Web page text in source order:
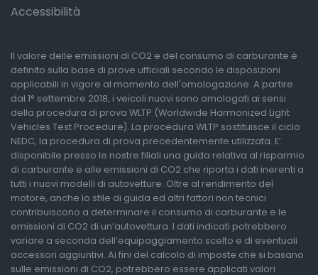
Accessibilità
Il valore delle emissioni di CO2 e del consumo di carburante è
definito sulla base di prove ufficiali secondo le disposizioni
applicabili in vigore al momento dell'omologazione. A partire
dal 1° settembre 2018, i veicoli nuovi sono omologati ai sensi
della procedura di prova WLTP (Worldwide Harmonized Light
Vehicles Test Procedure). La procedura WLTP sostituisce il ciclo
NEDC, la procedura di prova precedentemente utilizzata. E’
disponibile presso le nostre filiali una guida relativa al risparmio
di carburante e alle emissioni di CO2 che riporta i dati inerenti a
tutti i nuovi modelli di autovetture. Oltre al rendimento del
motore, anche lo stile di guida ed altri fattori non tecnici
contribuiscono a determinare il consumo di carburante e le
emissioni di CO2 di un’autovettura. I dati indicati potrebbero
variare a seconda dell’equipaggiamento scelto e di eventuali
accessori aggiuntivi. Ai fini del calcolo di imposte che si basano
sulle emissioni di CO2, potrebbero essere applicati valori